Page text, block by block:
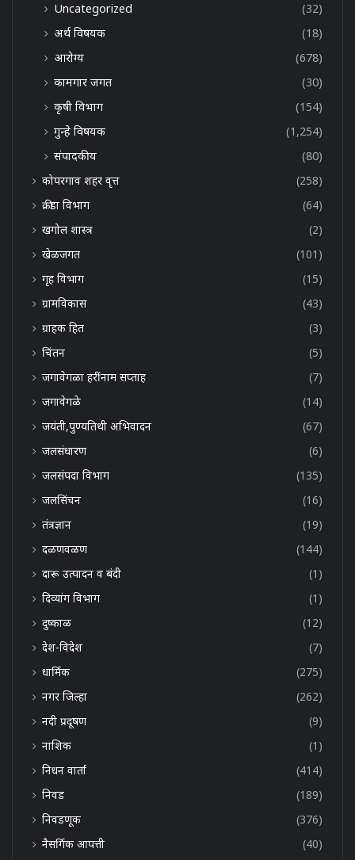
Uncategorized
(32)
अर्थ विषयक
(18)
आरोग्य
(678)
कामगार जगत
(30)
कृषी विभाग
(154)
गुन्हे विषयक
(1,254)
संपादकीय
(80)
कोपरगाव शहर वृत्त
(258)
क्रीडा विभाग
(64)
खगोल शास्त्र
(2)
खेळजगत
(101)
गृह विभाग
(15)
ग्रामविकास
(43)
ग्राहक हित
(3)
चिंतन
(5)
जगावेगळा हरींनाम सप्ताह
(7)
जगावेगळे
(14)
जयंती,पुण्यतिथी अभिवादन
(67)
जलसंधारण
(6)
जलसंपदा विभाग
(135)
जलसिंचन
(16)
तंत्रज्ञान
(19)
दळणवळण
(144)
दारू उत्पादन व बंदी
(1)
दिव्यांग विभाग
(1)
दुष्काळ
(12)
देश-विदेश
(7)
धार्मिक
(275)
नगर जिल्हा
(262)
नदी प्रदूषण
(9)
नाशिक
(1)
निधन वार्ता
(414)
निवड
(189)
निवडणूक
(376)
नैसर्गिक आपत्ती
(40)